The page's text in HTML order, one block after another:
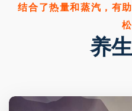
结合了热量和蒸汽，有
松
养